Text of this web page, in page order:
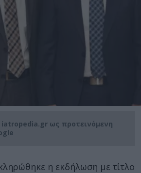
ως προτεινόμενη
η εκδήλωση με τίτλο